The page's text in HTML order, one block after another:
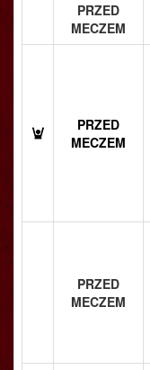
PRZED
MECZEM
PRZED
MECZEM
PRZED
MECZEM